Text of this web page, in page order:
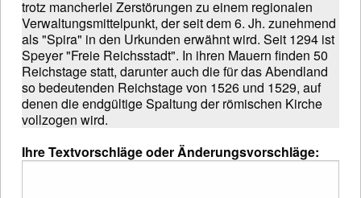
trotz mancherlei Zerstörungen zu einem regionalen
Verwaltungsmittelpunkt, der seit dem 6. Jh. zunehmend
als "Spira" in den Urkunden erwähnt wird. Seit 1294 ist
Speyer "Freie Reichsstadt". In ihren Mauern finden 50
Reichstage statt, darunter auch die für das Abendland
so bedeutenden Reichstage von 1526 und 1529, auf
denen die endgültige Spaltung der römischen Kirche
vollzogen wird.
Ihre Textvorschläge oder Änderungsvorschläge: